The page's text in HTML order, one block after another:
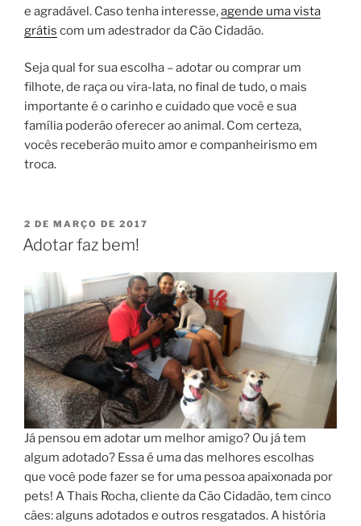
e agradável. Caso tenha interesse,agende uma vista
grátis com um adestrador da Cão Cidadão.
Seja qual for sua escolha – adotar ou comprar um
filhote, de raça ou vira-lata, no final de tudo, o mais
importante é o carinho e cuidado que você e sua
família poderão oferecer ao animal. Com certeza,
vocês receberão muito amor e companheirismo em
troca.
2 DE MARÇO DE 2017
Adotar faz bem!
Já pensou em adotar um melhor amigo? Ou já tem
algum adotado? Essa é uma das melhores escolhas
que você pode fazer se for uma pessoa apaixonada por
pets! A Thais Rocha, cliente da Cão Cidadão, tem cinco
cães: alguns adotados e outros resgatados. A história